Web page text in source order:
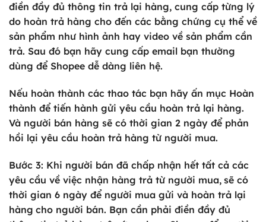
điền đầy đủ thông tin trả lại hàng, cung cấp từng lý
do hoàn trả hàng cho đến các bằng chứng cụ thể về
sản phẩm như hình ảnh hay video về sản phẩm cần
trả. Sau đó bạn hãy cung cấp email bạn thường
dùng để Shopee dễ dàng liên hệ.
Nếu hoàn thành các thao tác bạn hãy ấn mục Hoàn
thành để tiến hành gửi yêu cầu hoàn trả lại hàng.
Và người bán hàng sẽ có thời gian 2 ngày để phản
hồi lại yêu cầu hoàn trả hàng từ người mua.
Bước 3: Khi người bán đã chấp nhận hết tất cả các
yêu cầu về việc nhận hàng trả từ người mua, sẽ có
thời gian 6 ngày để người mua gửi và hoàn trả lại
hàng cho người bán. Bạn cần phải điền đầy đủ